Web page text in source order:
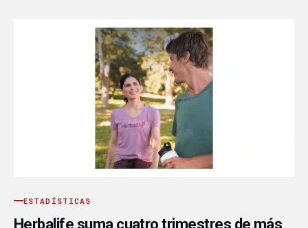
ESTADÍSTICAS
Herbalife suma cuatro trimestres de más